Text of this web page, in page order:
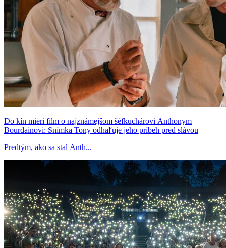
Do kín mieri film o najznámejšom šéfkuchárovi Anthonym
Bourdainovi: Snímka Tony odhaľuje jeho príbeh pred slávou
Predtým, ako sa stal Anth...